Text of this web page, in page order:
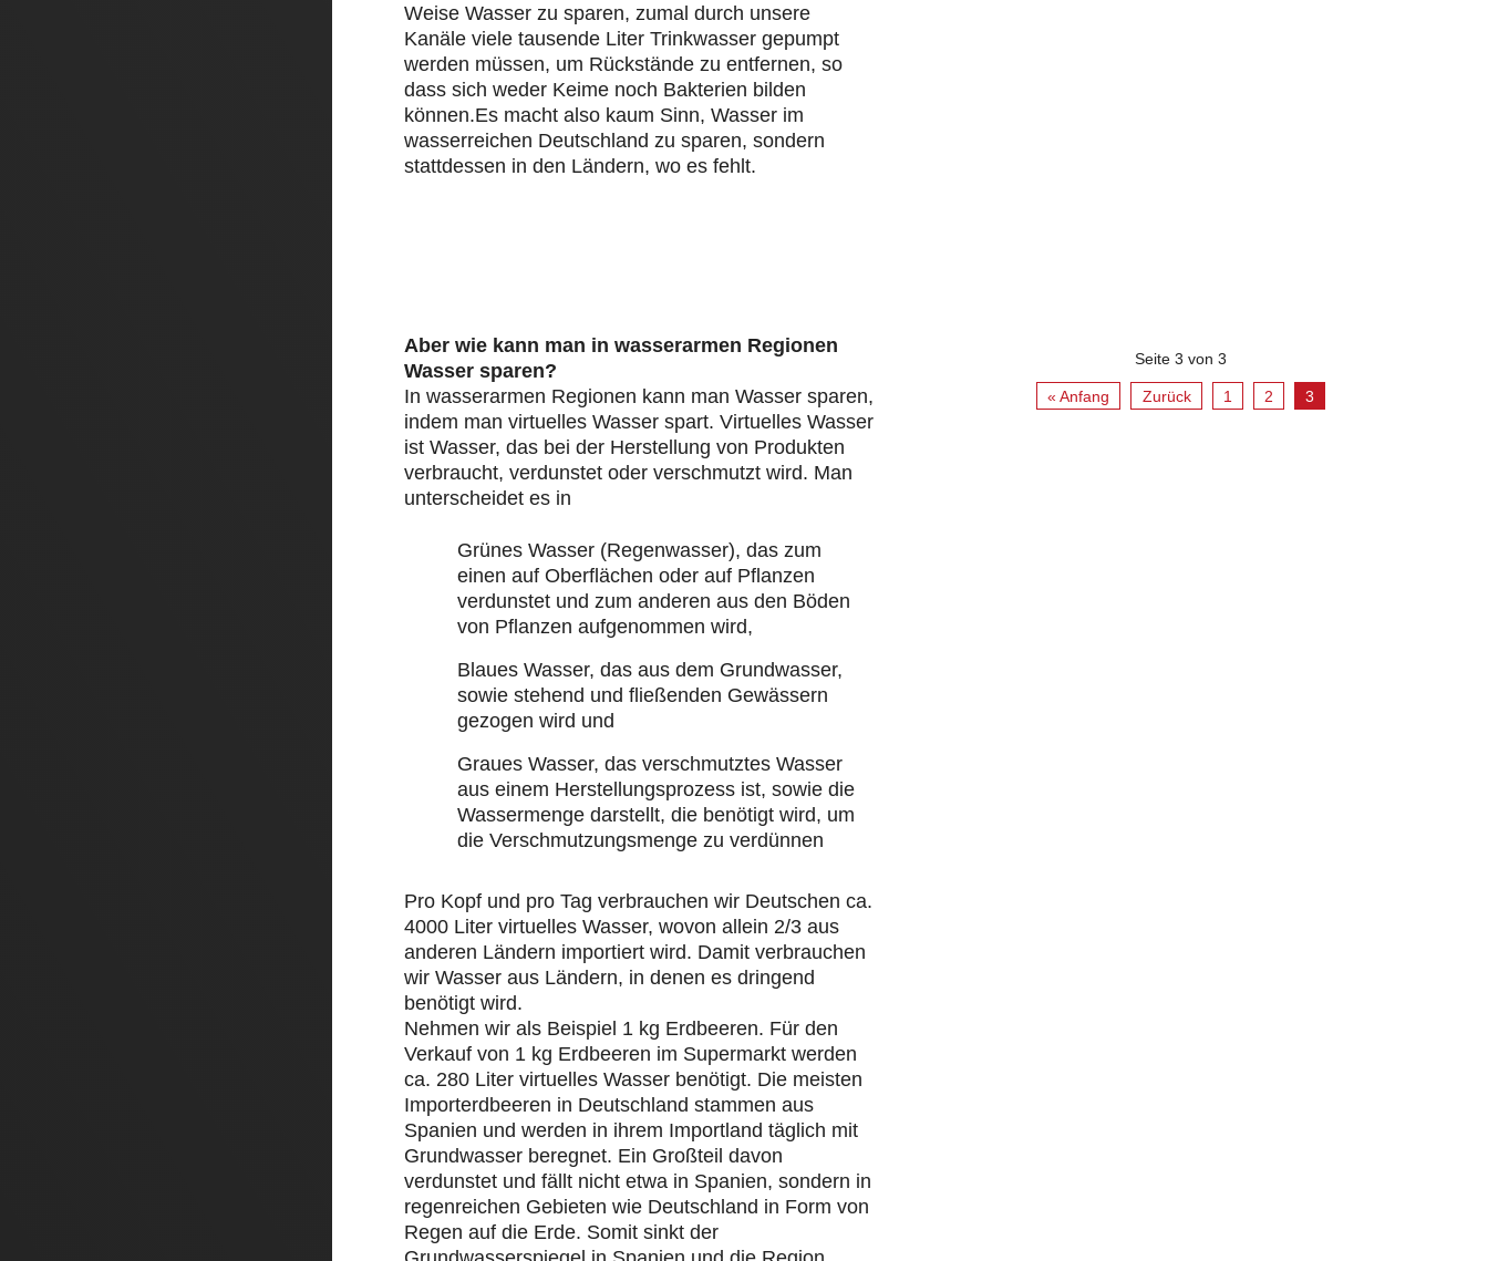
Weise Wasser zu sparen, zumal durch unsere
Kanäle viele tausende Liter Trinkwasser gepumpt
werden müssen, um Rückstände zu entfernen, so
dass sich weder Keime noch Bakterien bilden
können.Es macht also kaum Sinn, Wasser im
wasserreichen Deutschland zu sparen, sondern
stattdessen in den Ländern, wo es fehlt.
Aber wie kann man in wasserarmen Regionen
Wasser sparen?
In wasserarmen Regionen kann man Wasser sparen,
indem man virtuelles Wasser spart. Virtuelles Wasser
ist Wasser, das bei der Herstellung von Produkten
verbraucht, verdunstet oder verschmutzt wird. Man
unterscheidet es in
Grünes Wasser (Regenwasser), das zum
einen auf Oberflächen oder auf Pflanzen
verdunstet und zum anderen aus den Böden
von Pflanzen aufgenommen wird,
Blaues Wasser, das aus dem Grundwasser,
sowie stehend und fließenden Gewässern
gezogen wird und
Graues Wasser, das verschmutztes Wasser
aus einem Herstellungsprozess ist, sowie die
Wassermenge darstellt, die benötigt wird, um
die Verschmutzungsmenge zu verdünnen
Pro Kopf und pro Tag verbrauchen wir Deutschen ca.
4000 Liter virtuelles Wasser, wovon allein 2/3 aus
anderen Ländern importiert wird. Damit verbrauchen
wir Wasser aus Ländern, in denen es dringend
benötigt wird.
Nehmen wir als Beispiel 1 kg Erdbeeren. Für den
Verkauf von 1 kg Erdbeeren im Supermarkt werden
ca. 280 Liter virtuelles Wasser benötigt. Die meisten
Importerdbeeren in Deutschland stammen aus
Spanien und werden in ihrem Importland täglich mit
Grundwasser beregnet. Ein Großteil davon
verdunstet und fällt nicht etwa in Spanien, sondern in
regenreichen Gebieten wie Deutschland in Form von
Regen auf die Erde. Somit sinkt der
Seite 3 von 3
« Anfang Zurück 1 2 3